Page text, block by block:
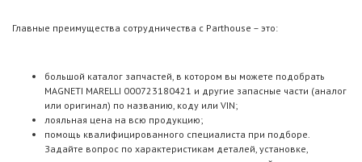
Главные преимущества сотрудничества с Parthouse – это:
большой каталог запчастей, в котором вы можете подобрать
MAGNETI MARELLI 000723180421 и другие запасные части (аналог
или оригинал) по названию, коду или VIN;
лояльная цена на всю продукцию;
помощь квалифицированного специалиста при подборе.
Задайте вопрос по характеристикам деталей, установке,